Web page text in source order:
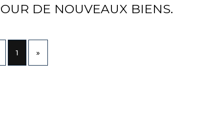
DE NOUVEAUX BIENS.
1 »